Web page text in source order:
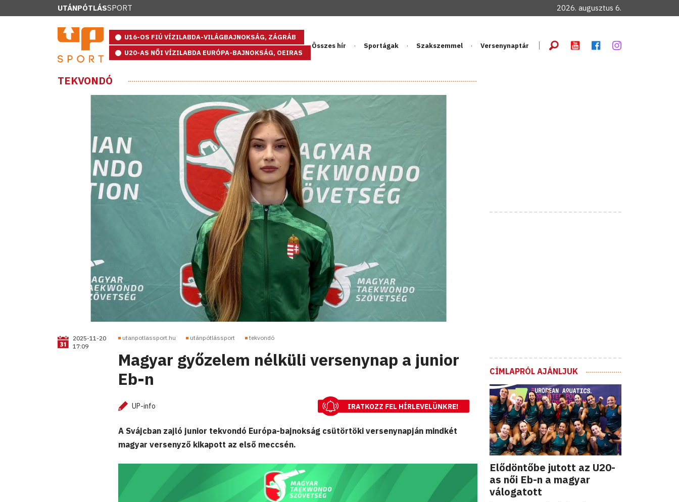
UTÁNPÓTLÁSSPORT 2026. augusztus 6.
U16-OS FIÚ VÍZILABDA-VILÁGBAJNOKSÁG, ZÁGRÁB
U20-AS NŐI VÍZILABDA EURÓPA-BAJNOKSÁG, OEIRAS
Összes hír Sportágak Szakszemmel Versenynaptár
TEKVONDÓ
2025-11-20
17:09
utanpotlassport.hu utánpótlássport tekvondó
Magyar győzelem nélküli versenynap a junior
Eb-n
UP-info IRATKOZZ FEL HÍRLEVELÜNKRE!
A Svájcban zajló junior tekvondó Európa-bajnokság csütörtöki versenynapján mindkét
magyar versenyző kikapott az első meccsén.
CÍMLAPRÓL AJÁNLJUK
Elődöntőbe jutott az U20-
as női Eb-n a magyar
válogatott